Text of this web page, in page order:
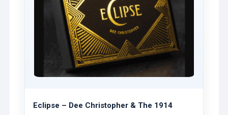
Eclipse – Dee Christopher & The 1914